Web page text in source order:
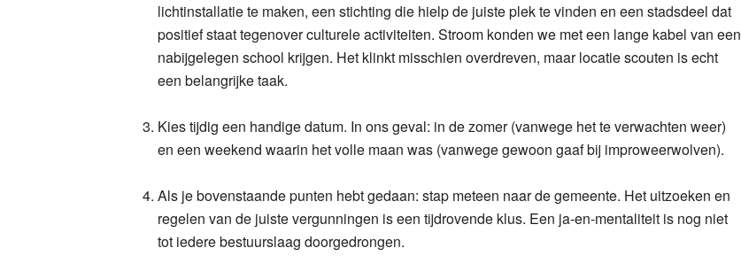
lichtinstallatie te maken, een stichting die hielp de juiste plek te vinden en een stadsdeel dat
positief staat tegenover culturele activiteiten. Stroom konden we met een lange kabel van een
nabijgelegen school krijgen. Het klinkt misschien overdreven, maar locatie scouten is echt
een belangrijke taak.
Kies tijdig een handige datum. In ons geval: in de zomer (vanwege het te verwachten weer)
en een weekend waarin het volle maan was (vanwege gewoon gaaf bij improweerwolven).
Als je bovenstaande punten hebt gedaan: stap meteen naar de gemeente. Het uitzoeken en
regelen van de juiste vergunningen is een tijdrovende klus. Een ja-en-mentaliteit is nog niet
tot iedere bestuurslaag doorgedrongen.